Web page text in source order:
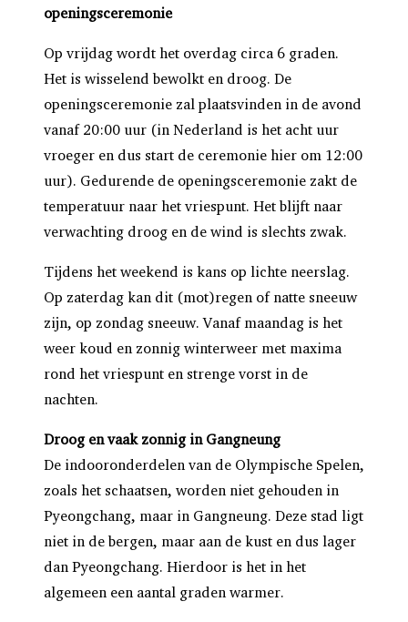
openingsceremonie
Op vrijdag wordt het overdag circa 6 graden.
Het is wisselend bewolkt en droog. De
openingsceremonie zal plaatsvinden in de avond
vanaf 20:00 uur (in Nederland is het acht uur
vroeger en dus start de ceremonie hier om 12:00
uur). Gedurende de openingsceremonie zakt de
temperatuur naar het vriespunt. Het blijft naar
verwachting droog en de wind is slechts zwak.
Tijdens het weekend is kans op lichte neerslag.
Op zaterdag kan dit (mot)regen of natte sneeuw
zijn, op zondag sneeuw. Vanaf maandag is het
weer koud en zonnig winterweer met maxima
rond het vriespunt en strenge vorst in de
nachten.
Droog en vaak zonnig in Gangneung
De indooronderdelen van de Olympische Spelen,
zoals het schaatsen, worden niet gehouden in
Pyeongchang, maar in Gangneung. Deze stad ligt
niet in de bergen, maar aan de kust en dus lager
dan Pyeongchang. Hierdoor is het in het
algemeen een aantal graden warmer.